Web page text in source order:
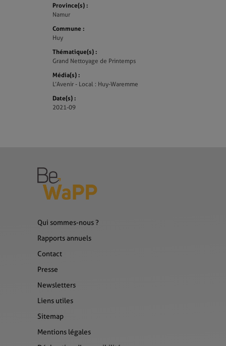
Province(s) :
Namur
Commune :
Huy
Thématique(s) :
Grand Nettoyage de Printemps
Média(s) :
L’Avenir - Local : Huy-Waremme
Date(s) :
2021-09
Qui sommes-nous ?
Rapports annuels
Contact
Presse
Newsletters
Liens utiles
Sitemap
Mentions légales